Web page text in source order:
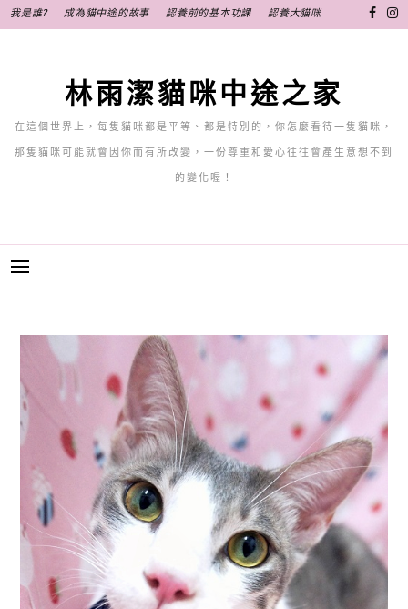
至
我是誰? 成為貓中途的故事 認養前的基本功課 認養大貓咪
林雨潔貓咪中途之家
在這個世界上，每隻貓咪都是平等、都是特別的，你怎麼看待一隻貓咪，
那隻貓咪可能就會因你而有所改變，一份尊重和愛心往往會產生意想不到
的變化喔！